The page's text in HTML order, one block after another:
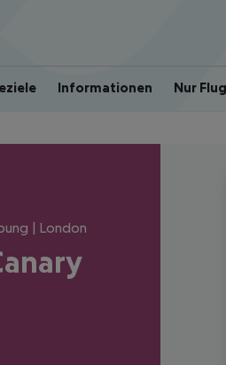
Informationen Nur
| London